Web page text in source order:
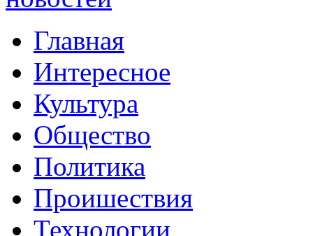
Главная
Интересное
Культура
Общество
Политика
Проишествия
Технологии